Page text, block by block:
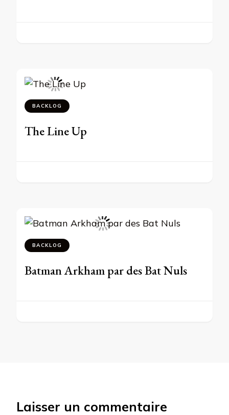
BACKLOG
The Line Up
BACKLOG
Batman Arkham par des Bat Nuls
Laisser un commentaire